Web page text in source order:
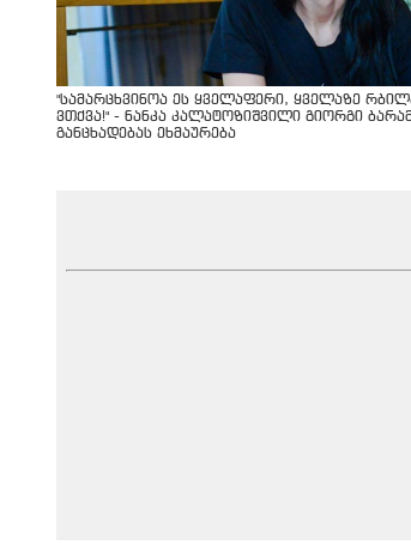
"სა­მარ­ცხვი­ნოა ეს ყვე­ლა­ფე­რი, ყვე­ლა­ზე
ვთქვა!" - ნანკა კალატოზიშვილი გიორგი
განცხადებას ეხმაურება